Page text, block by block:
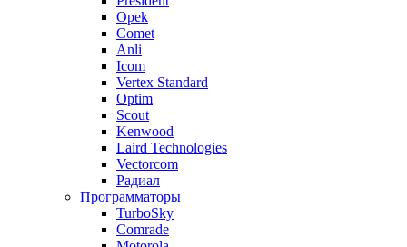
Opek
Comet
Anli
Icom
Vertex Standard
Optim
Scout
Kenwood
Laird Technologies
Vectorcom
Радиал
Программаторы
TurboSky
Comrade